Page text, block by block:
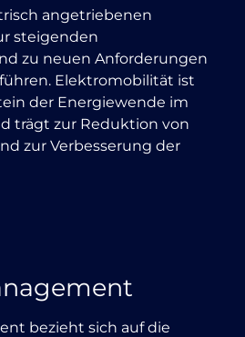
angetriebenen
steigenden
zu neuen Anforderungen
Elektromobilität ist
der Energiewende im
trägt zur Reduktion von
zur Verbesserung der
bezieht sich auf die